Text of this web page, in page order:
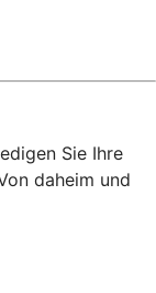
Sie Ihre
daheim und